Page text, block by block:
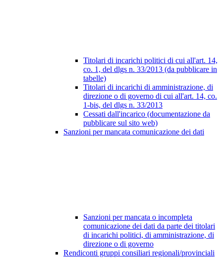
Titolari di incarichi politici di cui all'art. 14,
co. 1, del dlgs n. 33/2013 (da pubblicare in
tabelle)
Titolari di incarichi di amministrazione, di
direzione o di governo di cui all'art. 14, co.
1-bis, del dlgs n. 33/2013
Cessati dall'incarico (documentazione da
pubblicare sul sito web)
Sanzioni per mancata comunicazione dei dati
Sanzioni per mancata o incompleta
comunicazione dei dati da parte dei titolari
di incarichi politici, di amministrazione, di
direzione o di governo
Rendiconti gruppi consiliari regionali/provinciali